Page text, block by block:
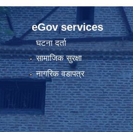
eGov services
घटना दर्ता
सामाजिक सुरक्षा
नागरिक वडापत्र